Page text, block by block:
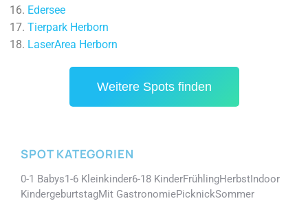
Edersee
Tierpark Herborn
LaserArea Herborn
Weitere Spots finden
SPOT KATEGORIEN
0-1 Babys1-6 Kleinkinder6-18 KinderFrühlingHerbstIndoor
KindergeburtstagMit GastronomiePicknickSommer